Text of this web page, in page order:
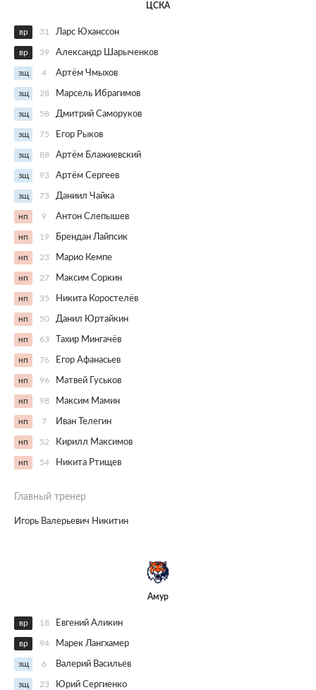
ЦСКА
вр 31 Ларс Юханссон
вр 39 Александр Шарыченков
зщ 4 Артём Чмыхов
зщ 28 Марсель Ибрагимов
зщ 58 Дмитрий Саморуков
зщ 75 Егор Рыков
зщ 88 Артём Блажиевский
зщ 93 Артём Сергеев
зщ 73 Даниил Чайка
нп 9 Антон Слепышев
нп 19 Брендан Лайпсик
нп 23 Марио Кемпе
нп 27 Максим Соркин
нп 35 Никита Коростелёв
нп 50 Данил Юртайкин
нп 63 Тахир Мингачёв
нп 76 Егор Афанасьев
нп 96 Матвей Гуськов
нп 98 Максим Мамин
нп 7 Иван Телегин
нп 52 Кирилл Максимов
нп 54 Никита Ртищев
Главный тренер
Игорь Валерьевич Никитин
Амур
вр 18 Евгений Аликин
вр 94 Марек Лангхамер
зщ 6 Валерий Васильев
зщ 23 Юрий Сергиенко